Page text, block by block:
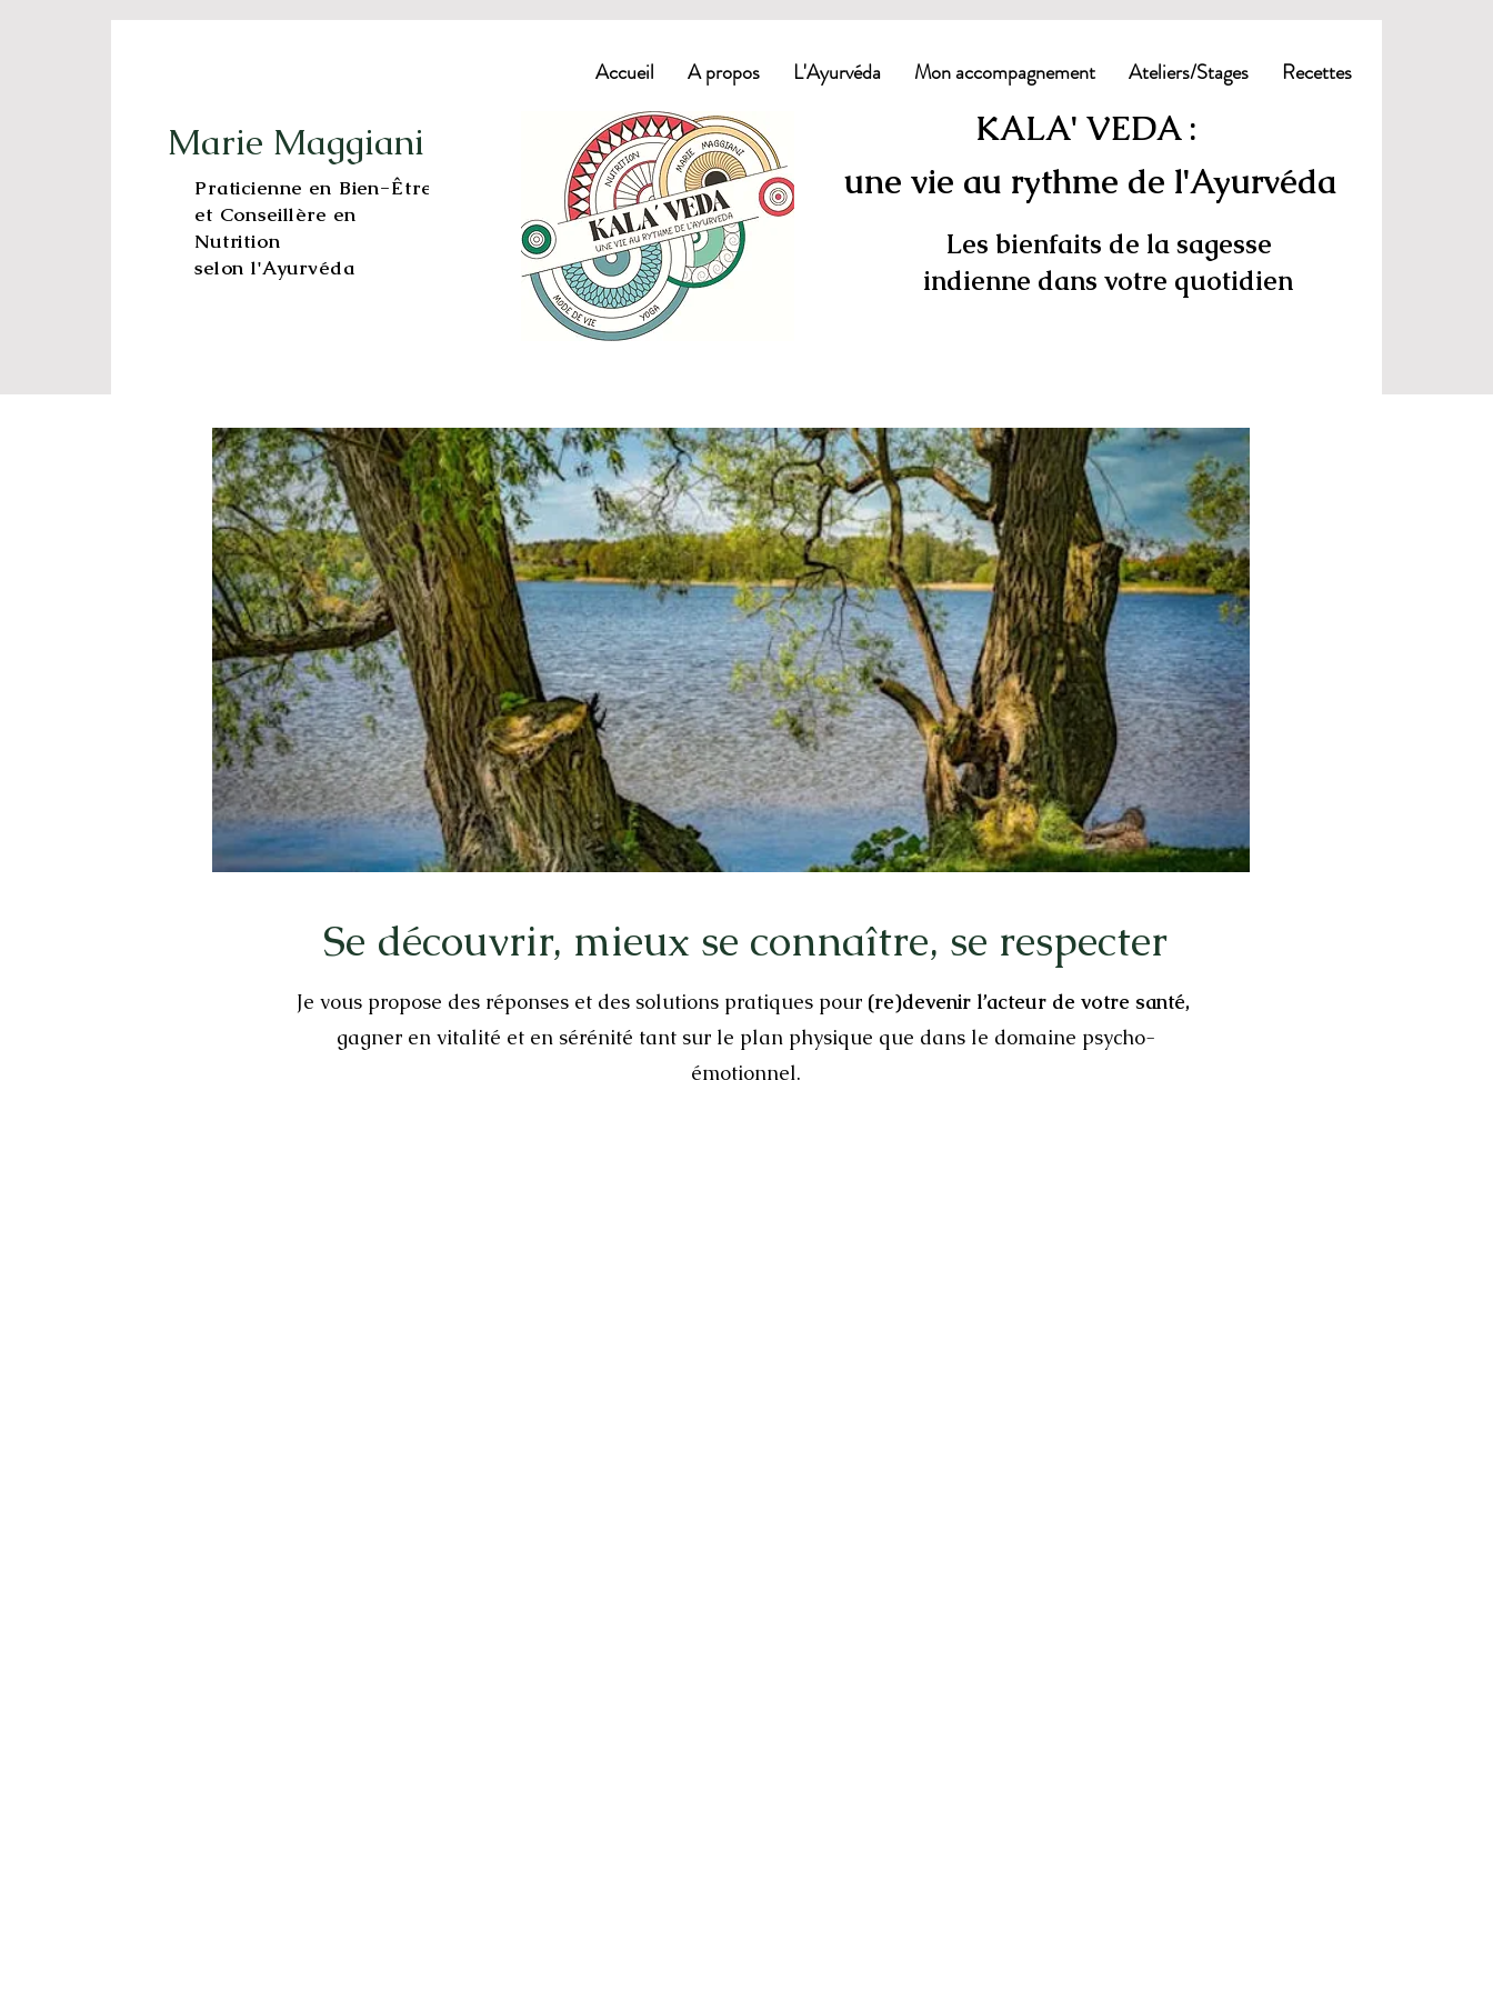
Marie Maggiani
Praticienne en Bien-Être
et Conseillère en
Nutrition
selon l'Ayurvéda
Accueil A propos L'Ayurvéda Mon accompagnement Ateliers/Stages Recettes
KALA' VEDA :
une vie au rythme de l'Ayurvéda
Les bienfaits de la sagesse
indienne dans votre quotidien
Se découvrir, mieux se connaître, se respecter
Je vous propose des réponses et des solutions pratiques pour (re)devenir l’acteur de votre santé,
gagner en vitalité et en sérénité tant sur le plan physique que dans le domaine psycho-
émotionnel.